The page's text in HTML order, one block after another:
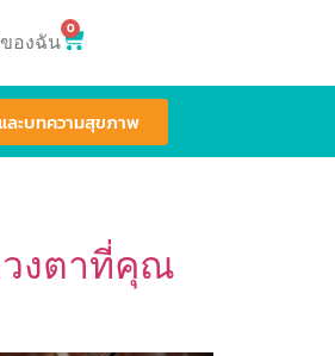
องฉัน 0
ละบทความสุขภาพ
งตาที่คุณ